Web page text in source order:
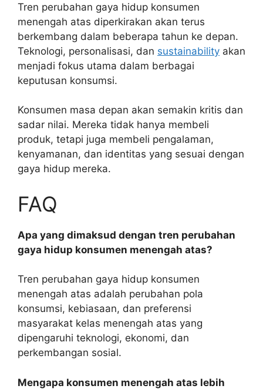
Tren perubahan gaya hidup konsumen
menengah atas diperkirakan akan terus
berkembang dalam beberapa tahun ke depan.
Teknologi, personalisasi, dan sustainability akan
menjadi fokus utama dalam berbagai
keputusan konsumsi.
Konsumen masa depan akan semakin kritis dan
sadar nilai. Mereka tidak hanya membeli
produk, tetapi juga membeli pengalaman,
kenyamanan, dan identitas yang sesuai dengan
gaya hidup mereka.
FAQ
Apa yang dimaksud dengan tren perubahan
gaya hidup konsumen menengah atas?
Tren perubahan gaya hidup konsumen
menengah atas adalah perubahan pola
konsumsi, kebiasaan, dan preferensi
masyarakat kelas menengah atas yang
dipengaruhi teknologi, ekonomi, dan
perkembangan sosial.
Mengapa konsumen menengah atas lebih